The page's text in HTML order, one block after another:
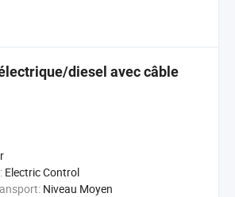
diesel avec câble
Electric Control
Niveau Moyen